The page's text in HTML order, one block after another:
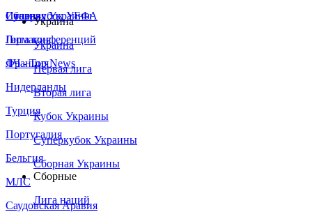
Сборная Украины
Италия
Германия
Франция
Нидерланды
Турция
Португалия
Бельгия
МЛС
Саудовская Аравия
Суперкубок УЕФА
Лига конференций
ЛЧ - Top News
Украина
Украина
Первая лига
Вторая лига
Кубок Украины
Суперкубок Украины
Сборная Украины
Сборные
Лига наций